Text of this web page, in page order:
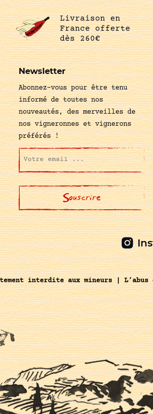
Livraison en
France offerte
dès 260€
Newsletter
Abonnez-vous pour être tenu
informé de toutes nos
nouveautés, des merveilles de
nos vigneronnes et vignerons
préférés !
interdite aux mineurs | L’abus